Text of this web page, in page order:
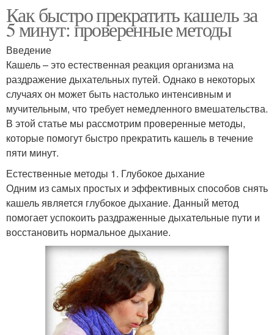
Как быстро прекратить кашель за
5 минут: проверенные методы
Введение
Кашель – это естественная реакция организма на
раздражение дыхательных путей. Однако в некоторых
случаях он может быть настолько интенсивным и
мучительным, что требует немедленного вмешательства.
В этой статье мы рассмотрим проверенные методы,
которые помогут быстро прекратить кашель в течение
пяти минут.
Естественные методы 1. Глубокое дыхание
Одним из самых простых и эффективных способов снять
кашель является глубокое дыхание. Данный метод
помогает успокоить раздраженные дыхательные пути и
восстановить нормальное дыхание.